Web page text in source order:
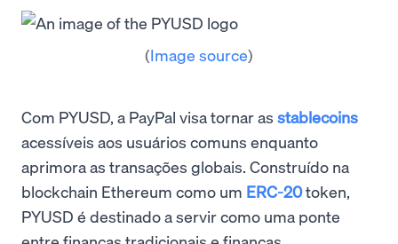
(Image source)
Com PYUSD, a PayPal visa tornar as stablecoins
acessíveis aos usuários comuns enquanto
aprimora as transações globais. Construído na
blockchain Ethereum como um ERC-20token,
PYUSD é destinado a servir como uma ponte